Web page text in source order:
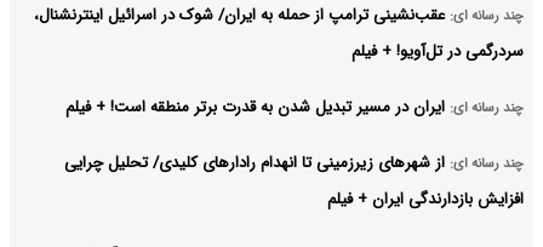
چند رسانه ای: عقب‌نشینی ترامپ از حمله به ایران/ شوک در اسرائیل اینترنشنال،
سردرگمی در تل‌آویو! + فیلم
چند رسانه ای: ایران در مسیر تبدیل شدن به قدرت برتر منطقه است! + فیلم
چند رسانه ای: از شهرهای زیرزمینی تا انهدام رادارهای کلیدی/ تحلیل چرایی
افزایش بازدارندگی ایران + فیلم